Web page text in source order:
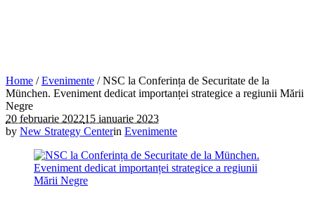
Home /Evenimente /NSC la Conferința de Securitate de la
München. Eveniment dedicat importanței strategice a regiunii Mării
Negre
20 februarie 202215 ianuarie 2023
by New Strategy Centerin Evenimente